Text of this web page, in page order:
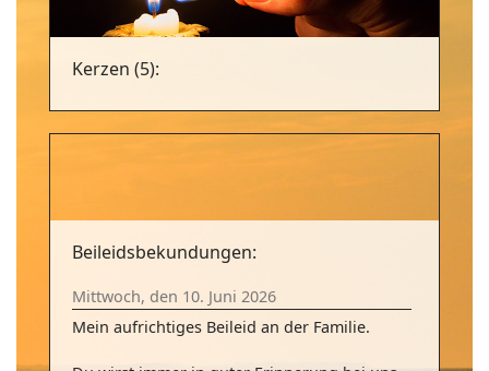
Kerzen (5):
Beileidsbekundungen:
Mittwoch, den 10. Juni 2026
Mein aufrichtiges Beileid an der Familie.